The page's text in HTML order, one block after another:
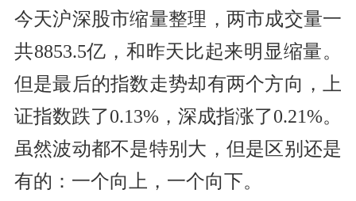
今天沪深股市缩量整理，两市成交量一
共8853.5亿，和昨天比起来明显缩量。
但是最后的指数走势却有两个方向，上
证指数跌了0.13%，深成指涨了0.21%。
虽然波动都不是特别大，但是区别还是
有的：一个向上，一个向下。